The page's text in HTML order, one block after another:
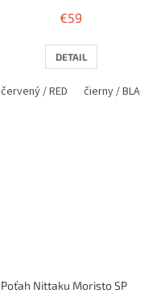
€59
DETAIL
červený / RED čierny / BLACK
Poťah Nittaku Moristo SP